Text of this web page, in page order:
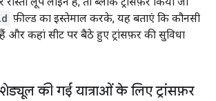
फ़ील्ड का इस्तेमाल करके, यह बताएं कि कौनसी
और कहां सीट पर बैठे हुए ट्रांसफ़र की सुविधा
की गई यात्राओं के लिए ट्रांसफ़र